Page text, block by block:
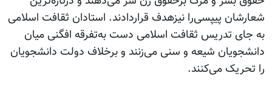
شعارشان پیپسی‌را نیزهدف قراردادند. استادان ثقافت اسلامی
به جای تدریس ثقافت اسلامی دست به‌تفرقه افگنی میان
دانشجویان شیعه و سنی می‌زنند و برخلاف دولت دانشجویان
را تحریک می‌کنند.